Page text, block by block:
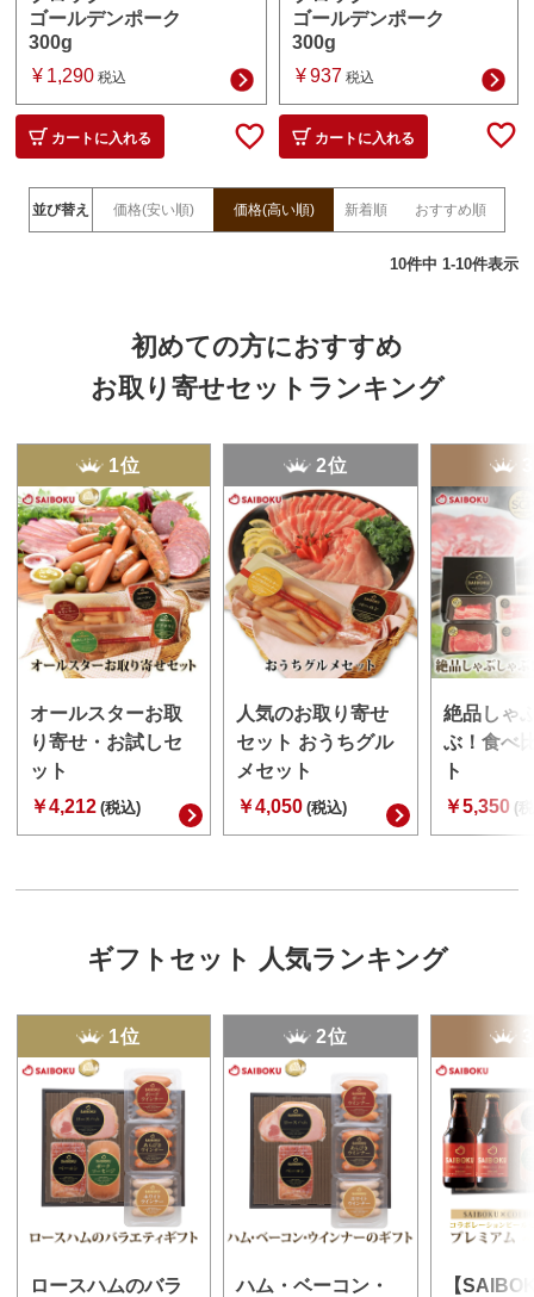
ゴールデンポーク
300g
¥ 1,290 税込
カートに入れる
ゴールデンポーク
300g
¥937 税込
カートに入れる
並び替え 価格(安い順) 価格(高い順) 新着順 おすすめ順
10件中 1-10件表示
初めての方におすすめ
お取り寄せセットランキング
1位
オールスターお取
り寄せ・お試しセ
ット
￥4,212 (税込)
2位
人気のお取り寄せ
セット おうちグル
メセット
￥4,050 (税込)
絶品しゃ
ぶ！食べ
ト
￥5,350 (
ギフトセット 人気ランキング
1位
ロースハムのバラ
2位
ハム・ベーコン・
【